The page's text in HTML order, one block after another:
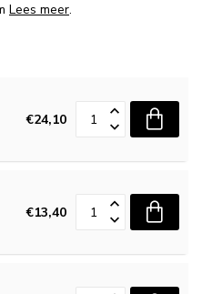
Lees meer.
€24,10
€13,40